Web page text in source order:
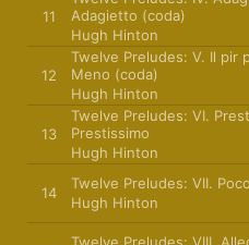
11
Adagietto (coda)
Hugh Hinton
12
Twelve Preludes: V. Il pir
Meno (coda)
Hugh Hinton
13
Twelve Preludes: VI.
Prestissimo
Hugh Hinton
14
Twelve Preludes: VII.
Hugh Hinton